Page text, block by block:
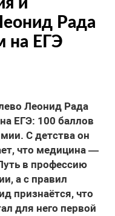
Рада
на ЕГЭ
Леонид Рада
ЕГЭ: 100 баллов
С детства он
что медицина —
в профессию
а с правил
признаётся, что
для него первой